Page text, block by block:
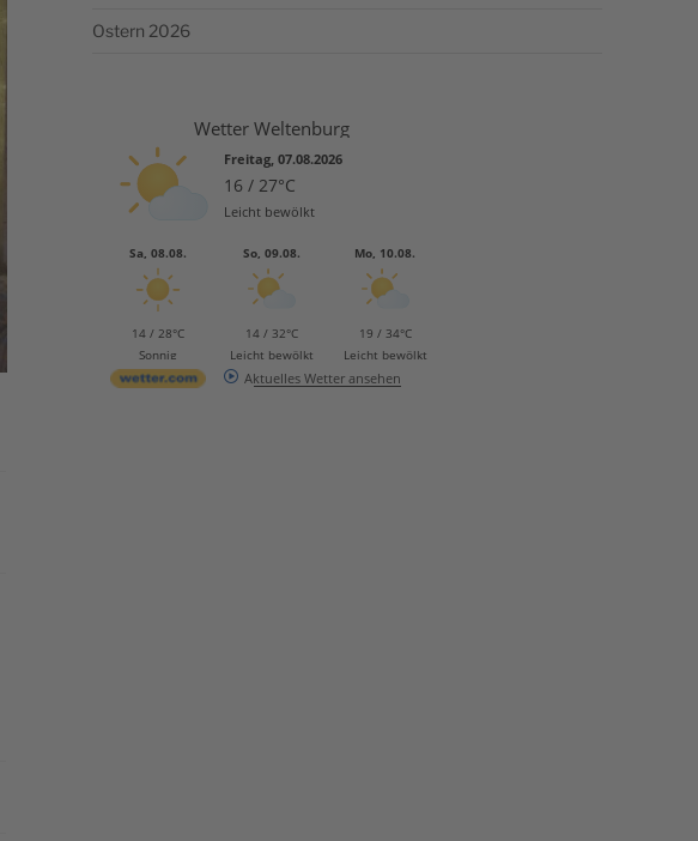
Ostern 2026
Wetter Weltenburg
Freitag, 07.08.2026
16 / 27°C
Leicht bewölkt
Sa, 08.08.
14 / 28°C
Sonnig
So, 09.08.
14 / 32°C
Leicht bewölkt
Mo, 10.08.
19 / 34°C
Leicht bewölkt
Aktuelles Wetter ansehen